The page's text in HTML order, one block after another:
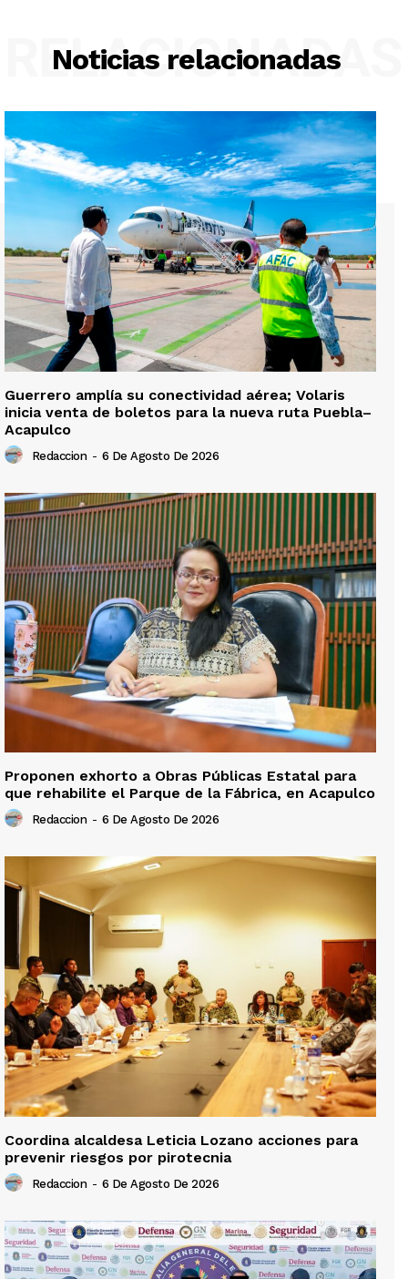
Noticias relacionadas
RELACIONADAS
Guerrero amplía su conectividad aérea; Volaris
inicia venta de boletos para la nueva ruta Puebla–
Acapulco
Redaccion - 6 De Agosto De 2026
Proponen exhorto a Obras Públicas Estatal para
que rehabilite el Parque de la Fábrica, en Acapulco
Redaccion - 6 De Agosto De 2026
Coordina alcaldesa Leticia Lozano acciones para
prevenir riesgos por pirotecnia
Redaccion - 6 De Agosto De 2026